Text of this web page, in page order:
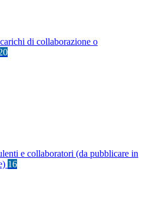
di collaborazione o
e collaboratori (da pubblicare in
16